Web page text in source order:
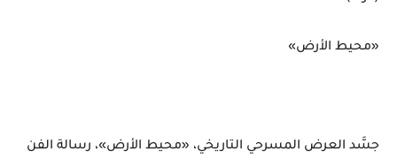
«محيط الأرض»
جسَّد العرض المسرحي التاريخي، «محيط الأرض»، رسالة الفن